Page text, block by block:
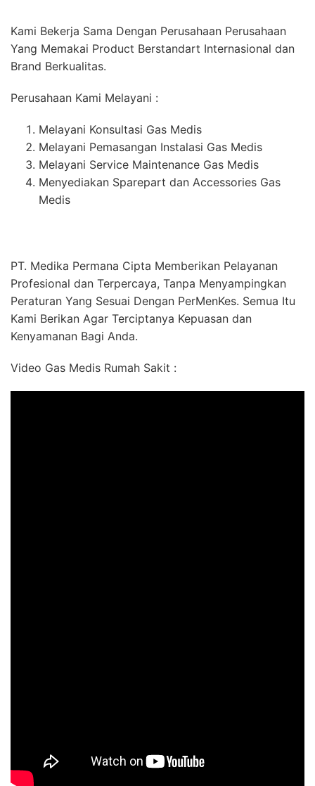
Kami Bekerja Sama Dengan Perusahaan Perusahaan
Yang Memakai Product Berstandart Internasional dan
Brand Berkualitas.
Perusahaan Kami Melayani :
Melayani Konsultasi Gas Medis
Melayani Pemasangan Instalasi Gas Medis
Melayani Service Maintenance Gas Medis
Menyediakan Sparepart dan Accessories Gas
Medis
PT. Medika Permana Cipta Memberikan Pelayanan
Profesional dan Terpercaya, Tanpa Menyampingkan
Peraturan Yang Sesuai Dengan PerMenKes. Semua Itu
Kami Berikan Agar Terciptanya Kepuasan dan
Kenyamanan Bagi Anda.
Video Gas Medis Rumah Sakit :